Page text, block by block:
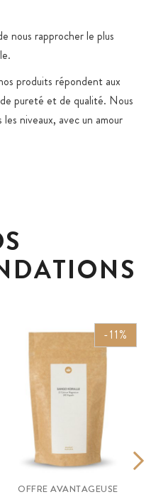
nous rapprocher le plus
produits répondent aux
pureté et de qualité. Nous
niveaux, avec un amour
-11%
OFFRE AVANTAGEUSE